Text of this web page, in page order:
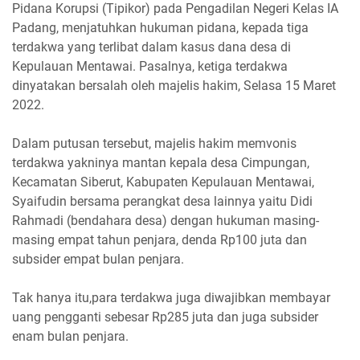
Pidana Korupsi (Tipikor) pada Pengadilan Negeri Kelas IA
Padang, menjatuhkan hukuman pidana, kepada tiga
terdakwa yang terlibat dalam kasus dana desa di
Kepulauan Mentawai. Pasalnya, ketiga terdakwa
dinyatakan bersalah oleh majelis hakim, Selasa 15 Maret
2022.
Dalam putusan tersebut, majelis hakim memvonis
terdakwa yakninya mantan kepala desa Cimpungan,
Kecamatan Siberut, Kabupaten Kepulauan Mentawai,
Syaifudin bersama perangkat desa lainnya yaitu Didi
Rahmadi (bendahara desa) dengan hukuman masing-
masing empat tahun penjara, denda Rp100 juta dan
subsider empat bulan penjara.
Tak hanya itu,para terdakwa juga diwajibkan membayar
uang pengganti sebesar Rp285 juta dan juga subsider
enam bulan penjara.